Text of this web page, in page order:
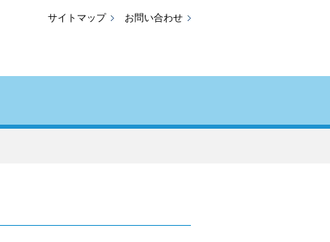
サイトマップ お問い合わせ